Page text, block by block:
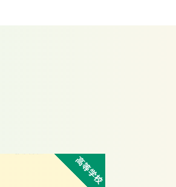
高等学校